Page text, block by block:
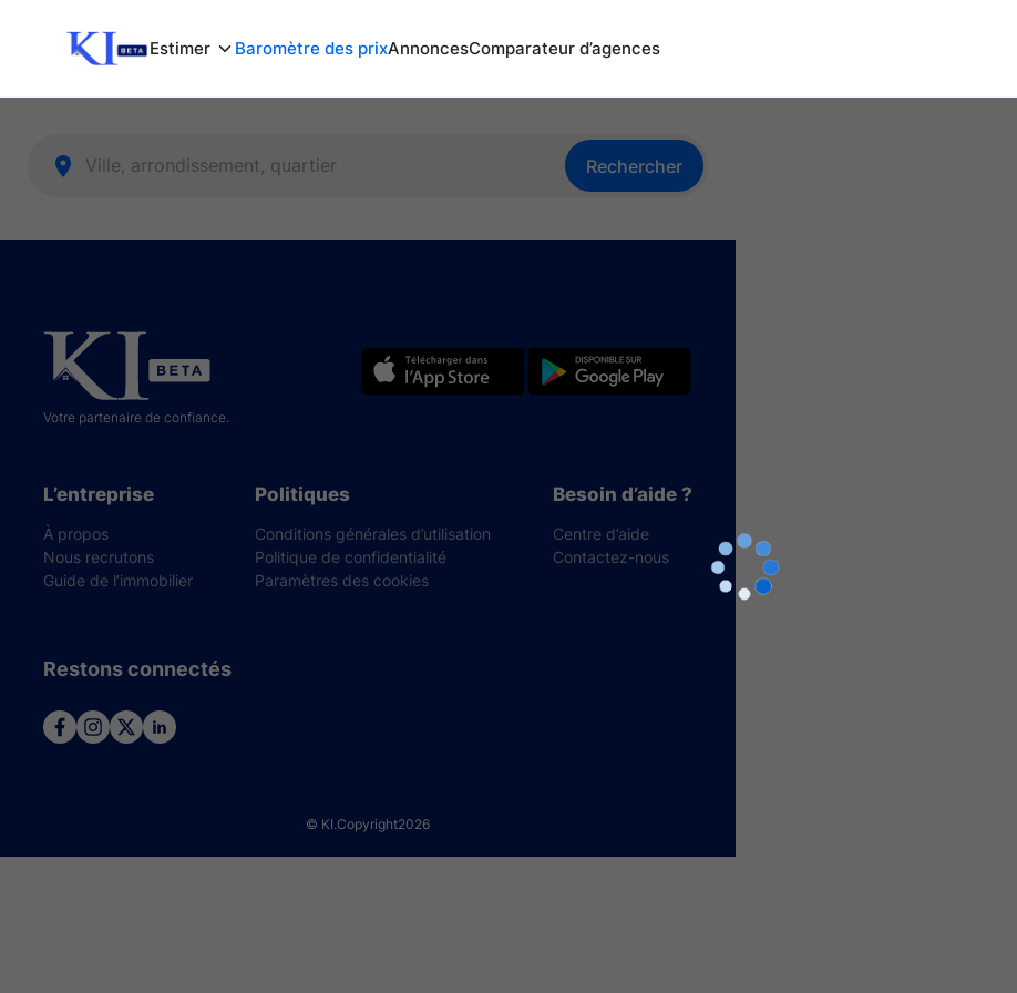
Estimer Baromètre des prixAnnoncesComparateur d’agences
Rechercher
Votre partenaire de confiance.
L’entreprise
À propos
Nous recrutons
Guide de l’immobilier
Politiques
Conditions générales d’utilisation
Politique de confidentialité
Paramètres des cookies
Besoin d’aide ?
Centre d’aide
Contactez-nous
Restons connectés
© KI.Copyright2026